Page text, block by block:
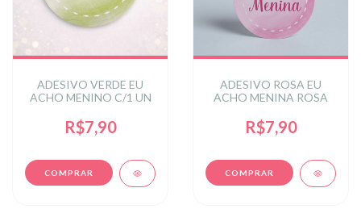
ADESIVO VERDE EU
ACHO MENINO C/1 UN
R$7,90
ADESIVO ROSA EU
ACHO MENINA ROSA
R$7,90